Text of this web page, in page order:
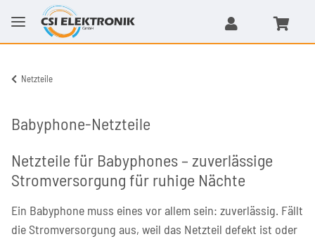
Netzteile
Babyphone-Netzteile
Netzteile für Babyphones – zuverlässige
Stromversorgung für ruhige Nächte
Ein Babyphone muss eines vor allem sein: zuverlässig. Fällt
die Stromversorgung aus, weil das Netzteil defekt ist oder